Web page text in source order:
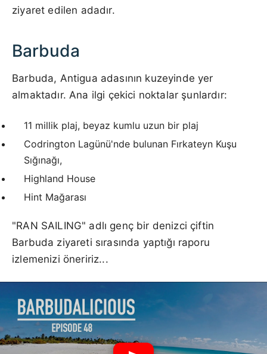
ziyaret edilen adadır.
Barbuda
Barbuda, Antigua adasının kuzeyinde yer
almaktadır. Ana ilgi çekici noktalar şunlardır:
11 millik plaj, beyaz kumlu uzun bir plaj
Codrington Lagünü'nde bulunan Fırkateyn Kuşu
Sığınağı,
Highland House
Hint Mağarası
"RAN SAILING" adlı genç bir denizci çiftin
Barbuda ziyareti sırasında yaptığı raporu
izlemenizi öneririz...